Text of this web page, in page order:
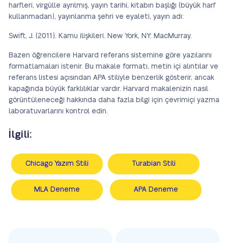
harfleri, virgülle ayrılmış, yayın tarihi, kitabın başlığı (büyük harf
kullanmadan), yayınlanma şehri ve eyaleti, yayın adı:
Swift, J. (2011). Kamu ilişkileri. New York, NY: MacMurray.
Bazen öğrencilere Harvard referans sistemine göre yazılarını
formatlamaları istenir. Bu makale formatı, metin içi alıntılar ve
referans listesi açısından APA stiliyle benzerlik gösterir, ancak
kapağında büyük farklılıklar vardır. Harvard makalenizin nasıl
görüntüleneceği hakkında daha fazla bilgi için çevrimiçi yazma
laboratuvarlarını kontrol edin.
İlgili:
Chicago Yazım Stili Turabian Stili
MLA Deneme APA Deneme